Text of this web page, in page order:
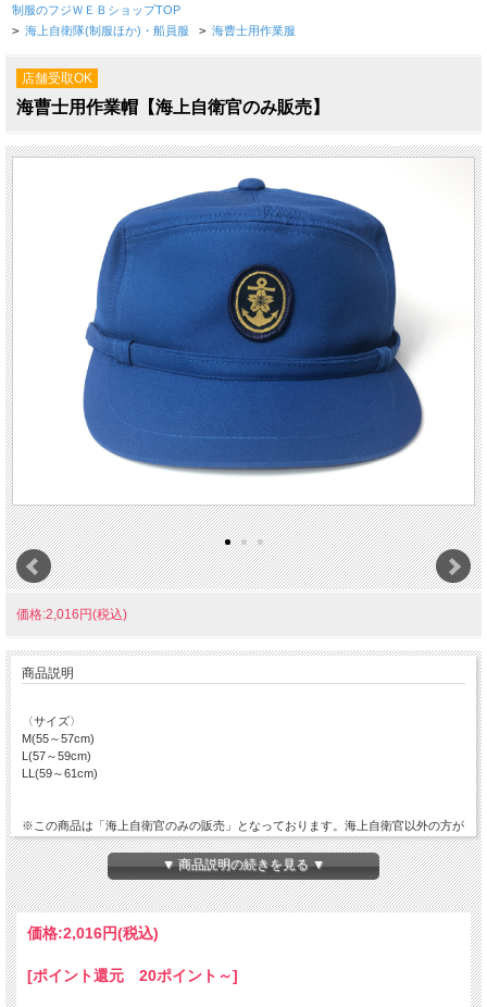
制服のフジＷＥＢショップTOP
> 海上自衛隊(制服ほか)・船員服 > 海曹士用作業服
店舗受取OK
海曹士用作業帽【海上自衛官のみ販売】
価格:2,016円(税込)
商品説明
〈サイズ〉
M(55～57cm)
L(57～59cm)
LL(59～61cm)
※この商品は「海上自衛官のみの販売」となっております。海上自衛官以外の方が
注文されても販売はできませんのでご了承下さい。
【海上自衛官の方へ】
ご注文の際、お手数ですが「所属」「階級」「内線番号」をご記入下さい。
「海上自衛官のみの販売」商品を複数点購入される場合、「所属」「階級」「内線
番号」の記入は1点のみで大丈夫です。
▼ 商品説明の続きを見る ▼
価格:2,016円(税込)
[ポイント還元 20ポイント～]